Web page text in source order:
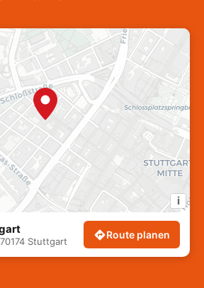
i
Stuttgart
Route planen